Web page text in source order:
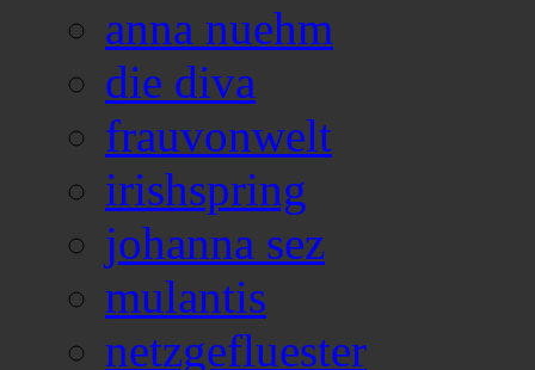
anna nuehm
die diva
frauvonwelt
irishspring
johanna sez
mulantis
netzgefluester